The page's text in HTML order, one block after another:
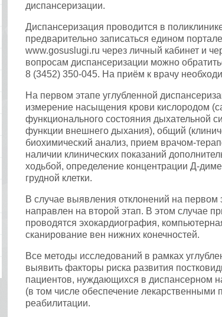
диспансеризации.
Диспансеризация проводится в
предварительно записаться едином
www.gosuslugi.ru через личный кабинет и
вопросам диспансеризации можно
8 (3452) 350-045. На приём к врачу
На первом этапе углубленной
измерение насыщения крови кислородом
функционального состояния дыхательной
функции внешнего дыхания), общий
биохимический анализ, прием врачом-
наличии клинических показаний
ходьбой, определение концентрации Д-
грудной клетки.
В случае выявления отклонений на первом
направлен на второй этап. В этом случае
проводятся эхокардиография,
сканирование вен нижних конечностей.
Все методы исследований в рамках
выявить факторы риска развития
пациентов, нуждающихся в диспансерном
(в том числе обеспечение лекарственными
реабилитации.